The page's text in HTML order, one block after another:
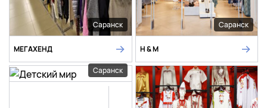
Саранск
МЕГАХЕНД
Саранск
H & M
Саранск